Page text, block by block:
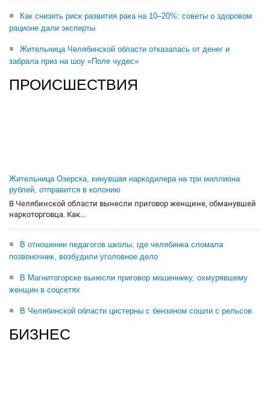
Как снизить риск развития рака на 10–20%: советы о здоровом
рационе дали эксперты
Жительница Челябинской области отказалась от денег и
забрала приз на шоу «Поле чудес»
ПРОИСШЕСТВИЯ
Жительница Озерска, кинувшая наркодилера на три миллиона
рублей, отправится в колонию
В Челябинской области вынесли приговор женщине, обманувшей
наркоторговца. Как...
В отношении педагогов школы, где челябинка сломала
позвоночник, возбудили уголовное дело
В Магнитогорске вынесли приговор мошеннику, охмурявшему
женщин в соцсетях
В Челябинской области цистерны с бензином сошли с рельсов
БИЗНЕС